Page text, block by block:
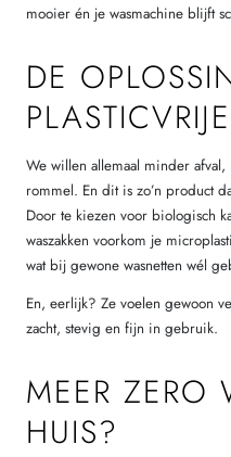
mooier én je wasmachine blijft
DE
We willen allemaal minder
rommel. En dit is zo’n product
Door te kiezen voor biologisch
waszakken voorkom je
wat bij gewone wasnetten wél
En, eerlijk? Ze voelen gewoon
zacht, stevig en fijn in gebruik.
MEER ZERO
HUIS?